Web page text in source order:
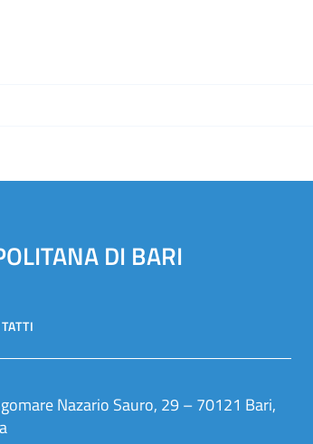
DI BARI
Nazario Sauro, 29 – 70121 Bari,